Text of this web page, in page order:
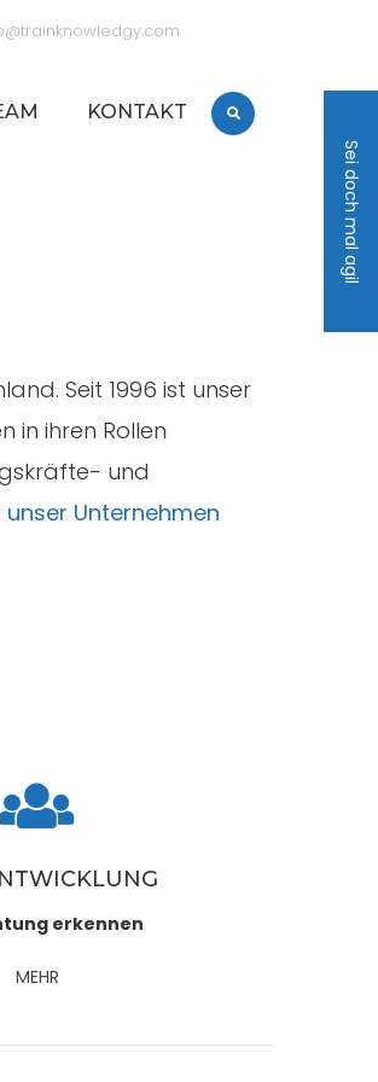
KONTAKT
Seit 1996 ist unser
in ihren Rollen
und
unser Unternehmen
erkennen
MEHR
Sei doch mal agil